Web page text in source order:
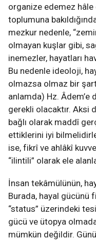
organize edemez hâle
toplumuna
mezkur nedenle,
olmayan kuşlar gibi,
inemezler, hayatları
Bu nedenle ideoloji,
olmazsa olmaz bir
anlamda) Hz. Âdem’e
gerekli olacaktır. Aksi
bağlı olarak maddî
ettiklerini iyi
ise, fikrî ve ahlâkî
“ilintili” olarak ele
İnsan tekâmülünün,
Burada, hayal gücünü
“status” üzerindeki
gücü ve ütopya
mümkün değildir.